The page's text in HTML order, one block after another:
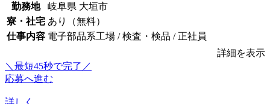
勤務地
岐阜県 大垣市
寮・社宅 あり（無料）
仕事内容 電子部品系工場 / 検査・検品 / 正社員
詳細を表示
＼最短45秒で完了／
応募へ進む
詳しく